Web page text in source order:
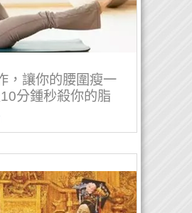
，讓你的腰圍瘦一
分鍾秒殺你的脂